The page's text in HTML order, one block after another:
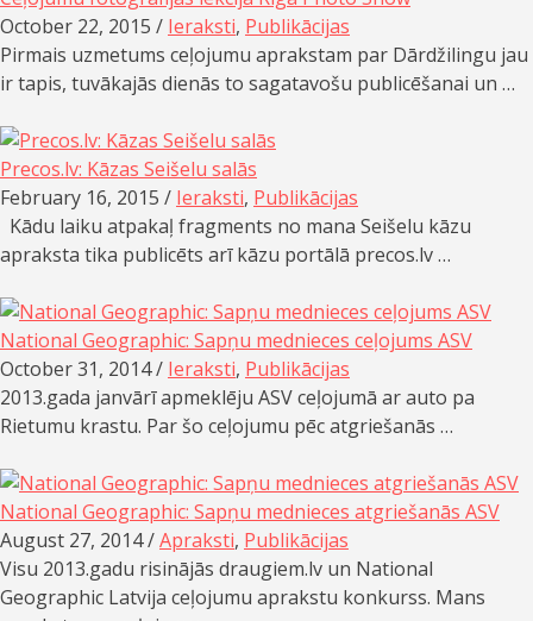
October 22, 2015 / Ieraksti, Publikācijas
Pirmais uzmetums ceļojumu aprakstam par Dārdžilingu jau
ir tapis, tuvākajās dienās to sagatavošu publicēšanai un …
Precos.lv: Kāzas Seišelu salās
February 16, 2015 / Ieraksti, Publikācijas
Kādu laiku atpakaļ fragments no mana Seišelu kāzu
apraksta tika publicēts arī kāzu portālā precos.lv …
National Geographic: Sapņu mednieces ceļojums ASV
October 31, 2014 / Ieraksti, Publikācijas
2013.gada janvārī apmeklēju ASV ceļojumā ar auto pa
Rietumu krastu. Par šo ceļojumu pēc atgriešanās …
National Geographic: Sapņu mednieces atgriešanās ASV
August 27, 2014 /Apraksti, Publikācijas
Visu 2013.gadu risinājās draugiem.lv un National
Geographic Latvija ceļojumu aprakstu konkurss. Mans